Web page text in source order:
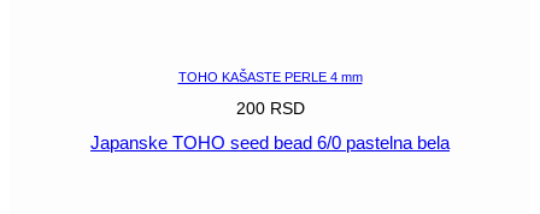
TOHO KAŠASTE PERLE 4 mm
200 RSD
Japanske TOHO seed bead 6/0 pastelna bela